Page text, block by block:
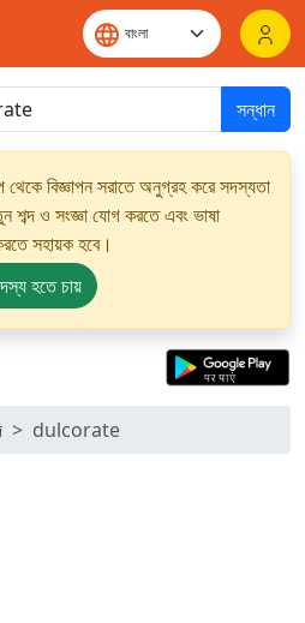
সন্ধান
থেকে বিজ্ঞাপন সরাতে অনুগ্রহ করে সদস্যতা
ও সংজ্ঞা যোগ করতে এবং ভাষা
সহায়ক হবে।
হতে চায়
dulcorate